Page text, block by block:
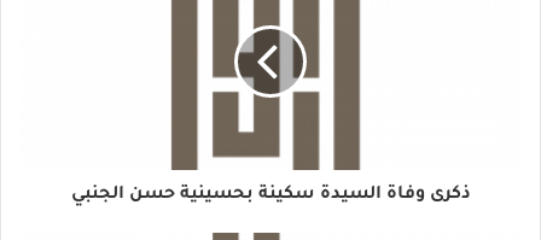
ذكرى وفاة السيدة سكينة بحسينية حسن الجنبي